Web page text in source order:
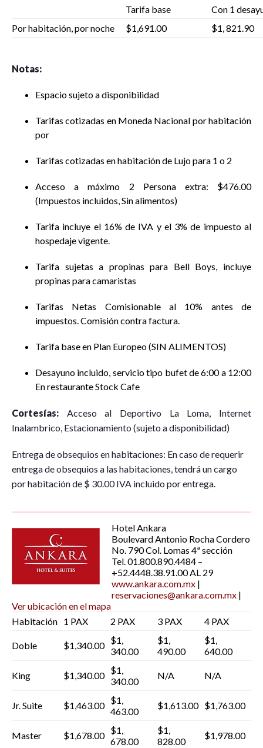
Tarifa base
Con 1
Por habitación, por noche
$1,691.00 $1, 821.90
Notas:
Espacio sujeto a disponibilidad
Tarifas cotizadas en Moneda Nacional por habitación
por
Tarifas cotizadas en habitación de Lujo para 1 o 2
Acceso a máximo 2 Persona extra: $476.00
(Impuestos incluidos, Sin alimentos)
Tarifa incluye el 16% de IVA y el 3% de impuesto al
hospedaje vigente.
Tarifa sujetas a propinas para Bell Boys, incluye
propinas para camaristas
Tarifas Netas Comisionable al 10% antes de
impuestos. Comisión contra factura.
Tarifa base en Plan Europeo (SIN ALIMENTOS)
Desayuno incluido, servicio tipo bufet de 6:00 a 12:00
En restaurante Stock Cafe
Cortesías: Acceso al Deportivo La Loma, Internet
Inalambrico, Estacionamiento (sujeto a disponibilidad)
Entrega de obsequios en habitaciones: En caso de requerir
entrega de obsequios a las habitaciones, tendrá un cargo
por habitación de $ 30.00 IVA incluido por entrega.
Hotel Ankara
Boulevard Antonio Rocha Cordero
No. 790 Col. Lomas 4ª sección
Tel. 01.800.890.4484 –
+52.4448.38.91.00 AL 29
www.ankara.com.mx |
reservaciones@ankara.com.mx |
Ver ubicación en el mapa
Habitación 1 PAX 2 PAX 3 PAX 4 PAX
Doble $1,340.00 $1,
340.00
$1,
490.00
$1,
640.00
King $1,340.00 $1,
340.00
N/A N/A
Jr. Suite $1,463.00 $1,
463.00
$1,613.00 $1,763.00
Master $1,678.00 $1,
678.00
$1,
828.00
$1,978.00